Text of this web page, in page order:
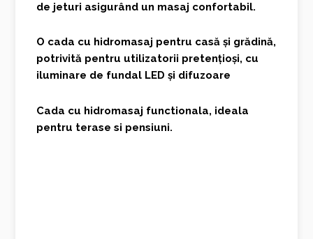
de jeturi asigurând un masaj confortabil.
O cada cu hidromasaj pentru casă și grădină,
potrivită pentru utilizatorii pretențioși, cu
iluminare de fundal LED și difuzoare
Cada cu hidromasaj functionala, ideala
pentru terase si pensiuni.